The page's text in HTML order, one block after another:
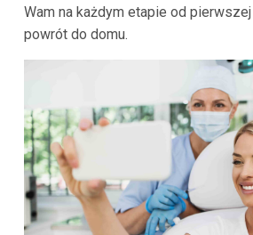
Wam na każdym etapie od
powrót do domu.